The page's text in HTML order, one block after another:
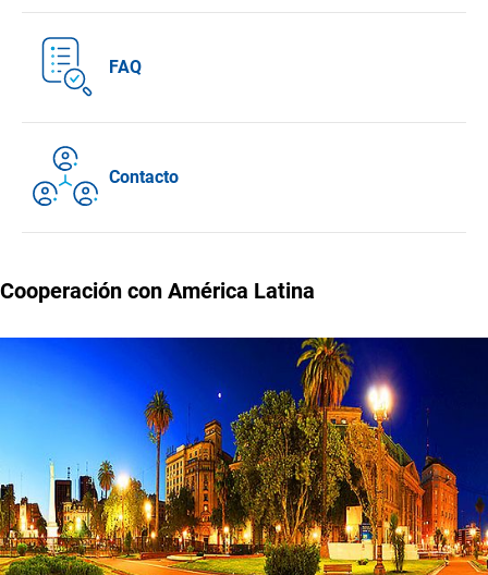
FAQ
Contacto
DFG - Fundación Alemana de
Cooperación con América Latina